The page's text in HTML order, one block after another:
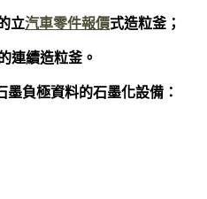
立汽車零件報價式造粒釜；
連續造粒釜。
墨負極資料的石墨化設備：